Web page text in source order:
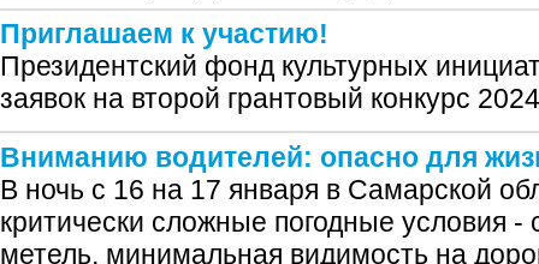
Приглашаем к участию!
Президентский фонд культурных
заявок на второй грантовый конкурс
Вниманию водителей: опасно для
В ночь с 16 на 17 января в Самарской
критически сложные погодные условия -
метель, минимальная видимость на